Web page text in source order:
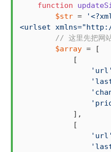
function
$str =
<urlset
// 这里先把网站
$array = [
            [
'url'
            ],
            [
'url'